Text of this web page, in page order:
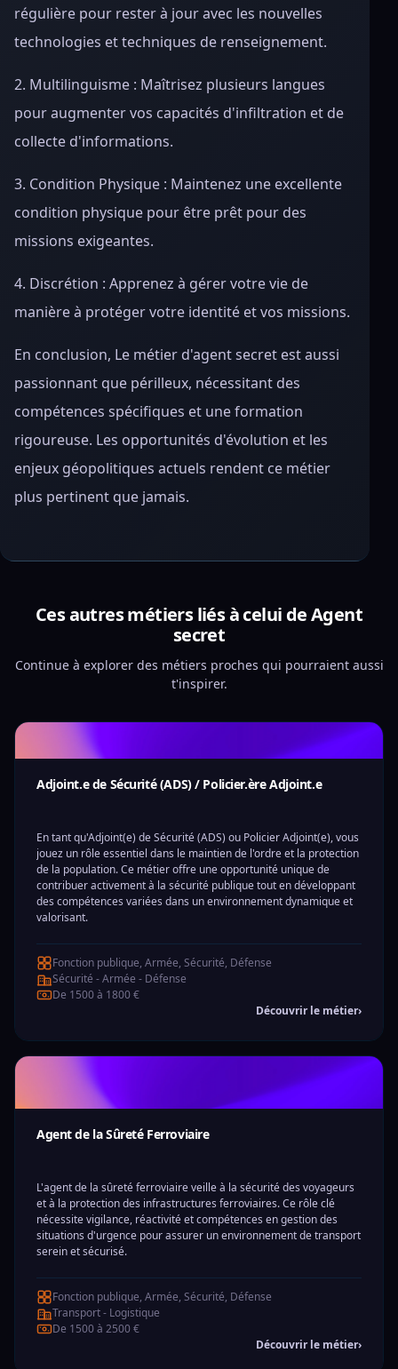
régulière pour rester à jour avec les nouvelles
technologies et techniques de renseignement.
2. Multilinguisme : Maîtrisez plusieurs langues
pour augmenter vos capacités d'infiltration et de
collecte d'informations.
3. Condition Physique : Maintenez une excellente
condition physique pour être prêt pour des
missions exigeantes.
4. Discrétion : Apprenez à gérer votre vie de
manière à protéger votre identité et vos missions.
En conclusion, Le métier d'agent secret est aussi
passionnant que périlleux, nécessitant des
compétences spécifiques et une formation
rigoureuse. Les opportunités d'évolution et les
enjeux géopolitiques actuels rendent ce métier
plus pertinent que jamais.
Ces autres métiers liés à celui de Agent
secret
Continue à explorer des métiers proches qui pourraient aussi
t'inspirer.
Adjoint.e de Sécurité (ADS) / Policier.ère Adjoint.e
En tant qu'Adjoint(e) de Sécurité (ADS) ou Policier Adjoint(e), vous
jouez un rôle essentiel dans le maintien de l'ordre et la protection
de la population. Ce métier offre une opportunité unique de
contribuer activement à la sécurité publique tout en développant
des compétences variées dans un environnement dynamique et
valorisant.
Fonction publique, Armée, Sécurité, Défense
Sécurité - Armée - Défense
De 1500 à 1800 €
Découvrir le métier›
Agent de la Sûreté Ferroviaire
L'agent de la sûreté ferroviaire veille à la sécurité des voyageurs
et à la protection des infrastructures ferroviaires. Ce rôle clé
nécessite vigilance, réactivité et compétences en gestion des
situations d'urgence pour assurer un environnement de transport
serein et sécurisé.
Fonction publique, Armée, Sécurité, Défense
Transport - Logistique
De 1500 à 2500 €
Découvrir le métier›